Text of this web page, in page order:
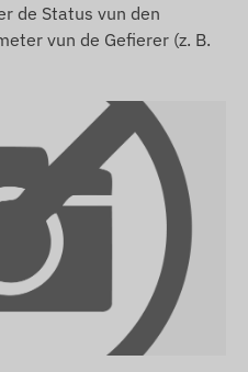
de Status vun den
vun de Gefierer (z. B.